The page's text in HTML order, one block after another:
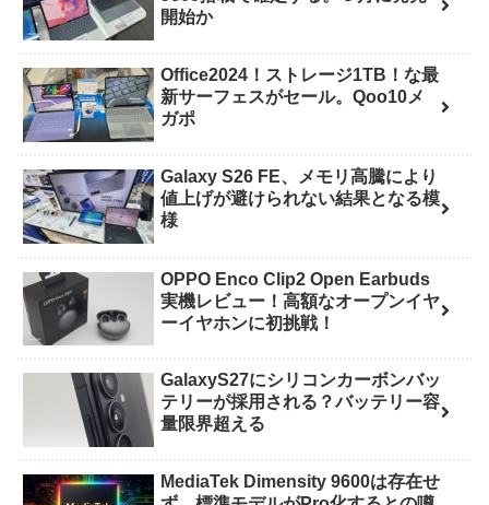
開始か
Office2024！ストレージ1TB！な最
新サーフェスがセール。Qoo10メ
ガポ
Galaxy S26 FE、メモリ高騰により
値上げが避けられない結果となる模
様
OPPO Enco Clip2 Open Earbuds
実機レビュー！高額なオープンイヤ
ーイヤホンに初挑戦！
GalaxyS27にシリコンカーボンバッ
テリーが採用される？バッテリー容
量限界超える
MediaTek Dimensity 9600は存在せ